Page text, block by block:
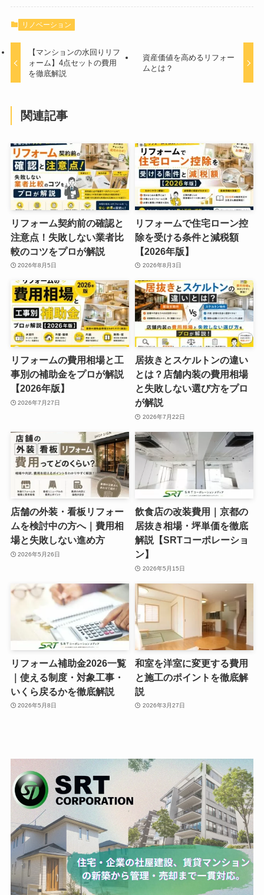
リノベーション
【マンションの水回りリフ
ォーム】4点セットの費用
を徹底解説
資産価値を高めるリフォー
ムとは？
関連記事
リフォーム契約前の確認と
注意点！失敗しない業者比
較のコツをプロが解説
2026年8月5日
リフォームで住宅ローン控
除を受ける条件と減税額
【2026年版】
2026年8月3日
リフォームの費用相場と工
事別の補助金をプロが解説
【2026年版】
2026年7月27日
居抜きとスケルトンの違い
とは？店舗内装の費用相場
と失敗しない選び方をプロ
が解説
2026年7月22日
店舗の外装・看板リフォー
ムを検討中の方へ｜費用相
場と失敗しない進め方
2026年5月26日
飲食店の改装費用｜京都の
居抜き相場・坪単価を徹底
解説【SRTコーポレーショ
ン】
2026年5月15日
リフォーム補助金2026一覧
｜使える制度・対象工事・
いくら戻るかを徹底解説
2026年5月8日
和室を洋室に変更する費用
と施工のポイントを徹底解
説
2026年3月27日